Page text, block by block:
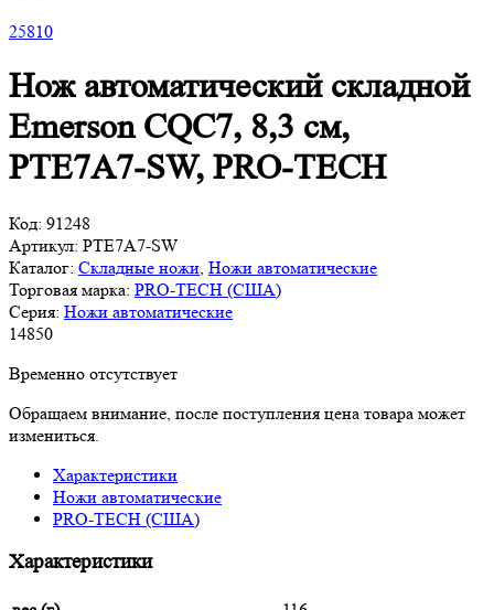
25810
Нож автоматический складной
Emerson CQC7, 8,3 см,
PTE7A7-SW, PRO-TECH
Код: 91248
Артикул: PTE7A7-SW
Каталог: Складные ножи Ножи автоматические
Торговая марка: PRO-TECH (США)
Серия: Ножи автоматические
14850
Временно отсутствует
Обращаем внимание, после поступления цена товара может
измениться.
Характеристики
Ножи автоматические
PRO-TECH (США)
Характеристики